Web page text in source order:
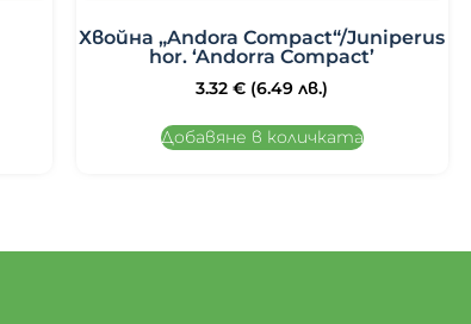
Хвойна „Andora Compact“/Juniperus
hor. ‘Andorra Compact’
3.32€ (6.49 лв.)
Добавяне в количката